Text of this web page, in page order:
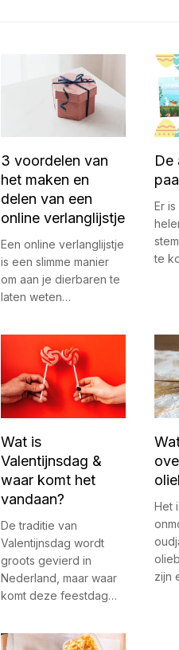
3 voordelen van
het maken en
delen van een
online verlanglijstje
Een online verlanglijstje
is een slimme manier
om aan je dierbaren te
laten weten…
De
Er
te
Wat is
Valentijnsdag &
waar komt het
vandaan?
De traditie van
Valentijnsdag wordt
groots gevierd in
Nederland, maar waar
komt deze feestdag…
Het
zijn